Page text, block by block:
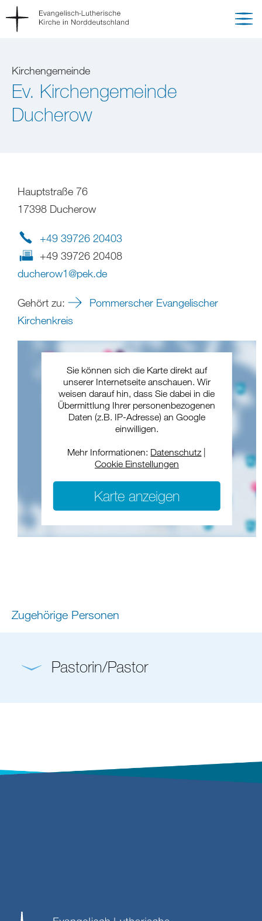
Kirchengemeinde
Ev. Kirchengemeinde
Ducherow
Hauptstraße 76
17398 Ducherow
+49 39726 20403
+49 39726 20408
ducherow1@pek.de
Gehört zu:
Pommerscher Evangelischer
Kirchenkreis
Sie können sich die Karte direkt auf
unserer Internetseite anschauen. Wir
weisen darauf hin, dass Sie dabei in die
Übermittlung Ihrer personenbezogenen
Daten (z.B. IP-Adresse) an Google
einwilligen.
Mehr Informationen: Datenschutz
Cookie Einstellungen
Karte anzeigen
Zugehörige Personen
Pastorin/Pastor